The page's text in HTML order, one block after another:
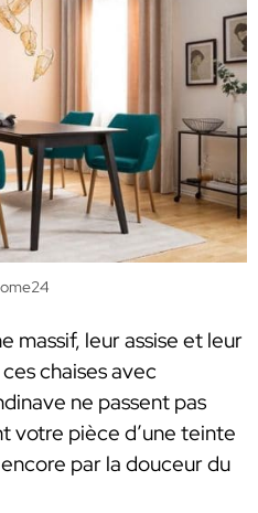
massif, leur assise et leur
chaises avec
ne passent pas
votre pièce d’une teinte
par la douceur du